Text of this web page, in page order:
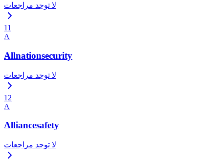
لا توجد مراجعات
11
A
Allnationsecurity
لا توجد مراجعات
12
A
Alliancesafety
لا توجد مراجعات